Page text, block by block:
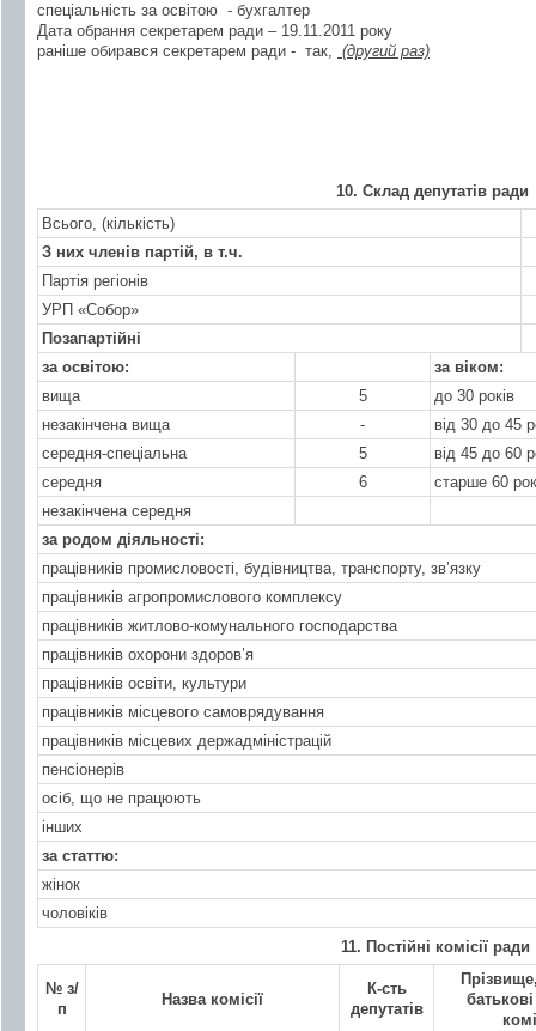
спеціальність за освітою - бухгалтер
Дата обрання секретарем ради – 19.11.2011 року
раніше обирався секретарем ради - так,
(другий раз)
10. Склад депутатів ради
Всього, (кількість)
З них членів партій, в т.ч.
Партія регіонів
УРП «Собор»
Позапартійні
за освітою:
за віком:
вища
5
до 30 років
незакінчена вища
-
від 30 до 45
середня-спеціальна
5
від 45 до 60
середня
6
старше 60
незакінчена середня
за родом діяльності:
працівників промисловості, будівництва, транспорту, зв’язку
працівників агропромислового комплексу
працівників житлово-комунального господарства
працівників охорони здоров’я
працівників освіти, культури
працівників місцевого самоврядування
працівників місцевих держадміністрацій
пенсіонерів
осіб, що не працюють
інших
за статтю:
жінок
чоловіків
11. Постійні комісії ради
№ з/
п
Назва комісії
К-сть
депутатів